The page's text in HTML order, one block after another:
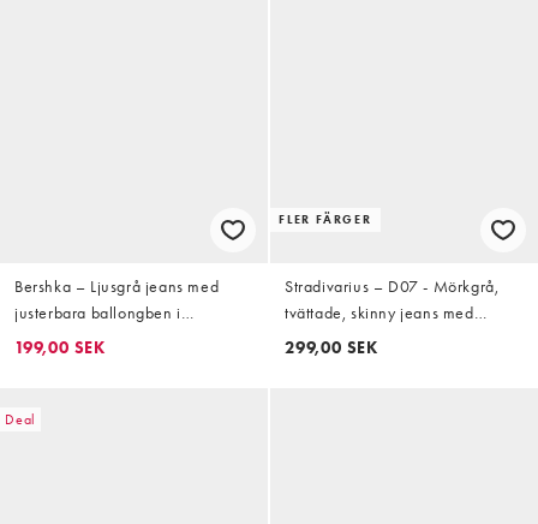
Bershka – Ljusgrå jeans med
justerbara ballongben i
snickarstil
199,00 SEK
FLER FÄRGER
Stradivarius – D07 - Mörkgrå,
tvättade, skinny jeans med
regular midja
299,00 SEK
Deal